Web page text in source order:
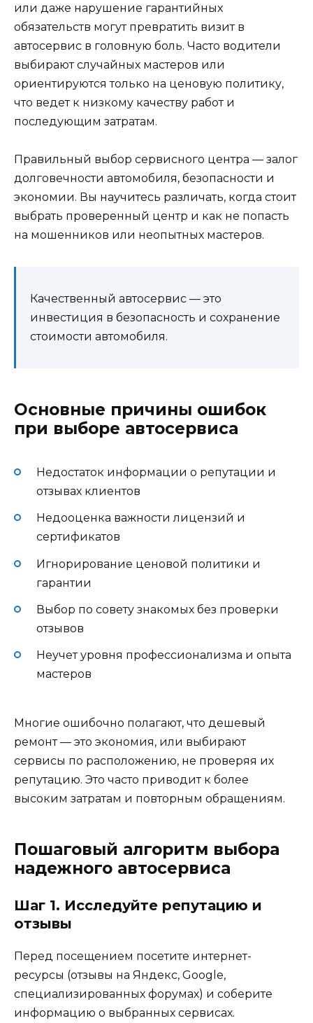
или даже нарушение гарантийных
обязательств могут превратить визит в
автосервис в головную боль. Часто водители
выбирают случайных мастеров или
ориентируются только на ценовую политику,
что ведет к низкому качеству работ и
последующим затратам.
Правильный выбор сервисного центра — залог
долговечности автомобиля, безопасности и
экономии. Вы научитесь различать, когда стоит
выбрать проверенный центр и как не попасть
на мошенников или неопытных мастеров.
Качественный автосервис — это
инвестиция в безопасность и сохранение
стоимости автомобиля.
Основные причины ошибок
при выборе автосервиса
Недостаток информации о репутации и
отзывах клиентов
Недооценка важности лицензий и
сертификатов
Игнорирование ценовой политики и
гарантии
Выбор по совету знакомых без проверки
отзывов
Неучет уровня профессионализма и опыта
мастеров
Многие ошибочно полагают, что дешевый
ремонт — это экономия, или выбирают
сервисы по расположению, не проверяя их
репутацию. Это часто приводит к более
высоким затратам и повторным обращениям.
Пошаговый алгоритм выбора
надежного автосервиса
Шаг 1. Исследуйте репутацию и
отзывы
Перед посещением посетите интернет-
ресурсы (отзывы на Яндекс, Google,
специализированных форумах) и соберите
информацию о выбранных сервисах.